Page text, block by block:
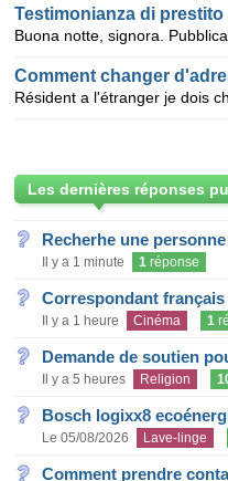
Testimonianza di
Comment changer
Les dernières réponses
Recherhe une
Il y a 1 minute 1 réponse
Correspondant français
Il y a 1 heure Cinéma 1
Demande de soutien
Il y a 5 heures Religion
Bosch logixx8
Le 05/08/2026 Lave-linge
Comment prendre